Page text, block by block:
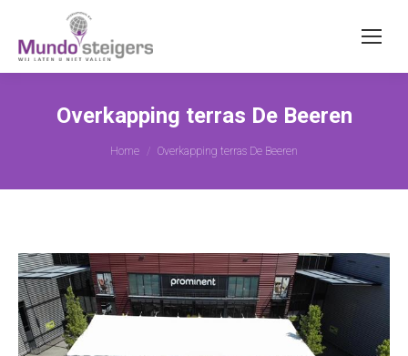
Overkapping terras De Beeren
Je bent hier:
Home Overkapping terras De Beeren